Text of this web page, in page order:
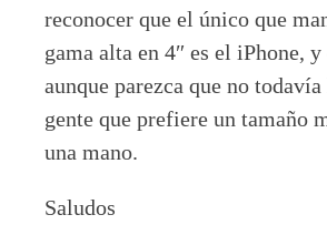
reconocer que el único que
gama alta en 4″ es el iPhone,
aunque parezca que no
gente que prefiere un tamaño
una mano.
Saludos